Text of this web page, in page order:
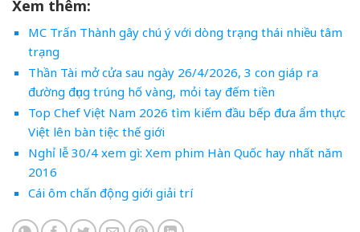
Xem thêm:
MC Trấn Thành gây chú ý với dòng trạng thái nhiều tâm
trạng
Thần Tài mở cửa sau ngày 26/4/2026, 3 con giáp ra
đường đụng trúng hố vàng, mỏi tay đếm tiền
Top Chef Việt Nam 2026 tìm kiếm đầu bếp đưa ẩm thực
Việt lên bàn tiệc thế giới
Nghỉ lễ 30/4 xem gì: Xem phim Hàn Quốc hay nhất năm
2016
Cái ôm chấn động giới giải trí